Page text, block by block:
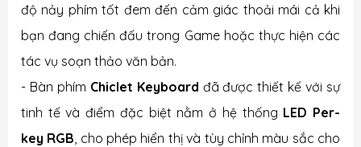
độ nảy phím tốt đem đến cảm giác thoải mái cả khi
bạn đang chiến đấu trong Game hoặc thực hiện các
tác vụ soạn thảo văn bản.
- Bàn phím Chiclet Keyboard đã được thiết kế với sự
tinh tế và điểm đặc biệt nằm ở hệ thống LED Per-
key RGB , cho phép hiển thị và tùy chỉnh màu sắc cho